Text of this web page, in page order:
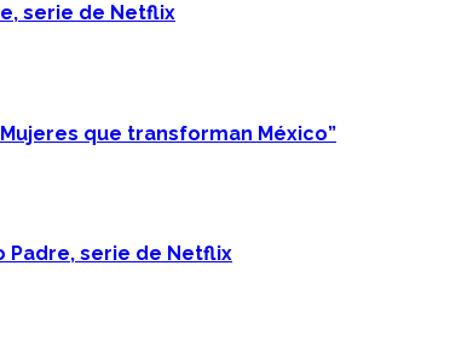
serie de Netflix
que transforman México”
Padre, serie de Netflix